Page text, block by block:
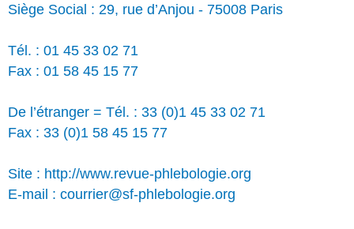
Siège Social : 29, rue d’Anjou - 75008 Paris
Tél. : 01 45 33 02 71
Fax : 01 58 45 15 77
De l’étranger = Tél. : 33 (0)1 45 33 02 71
Fax : 33 (0)1 58 45 15 77
Site : http://www.revue-phlebologie.org
E-mail : courrier@sf-phlebologie.org